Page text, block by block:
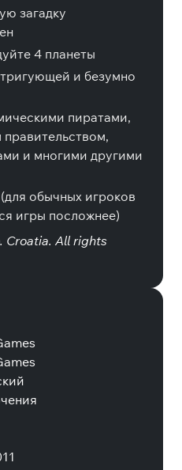
загадку
4 планеты
и безумно
пиратами,
и многими другими
обычных игроков
игры посложнее)
Croatia. All rights